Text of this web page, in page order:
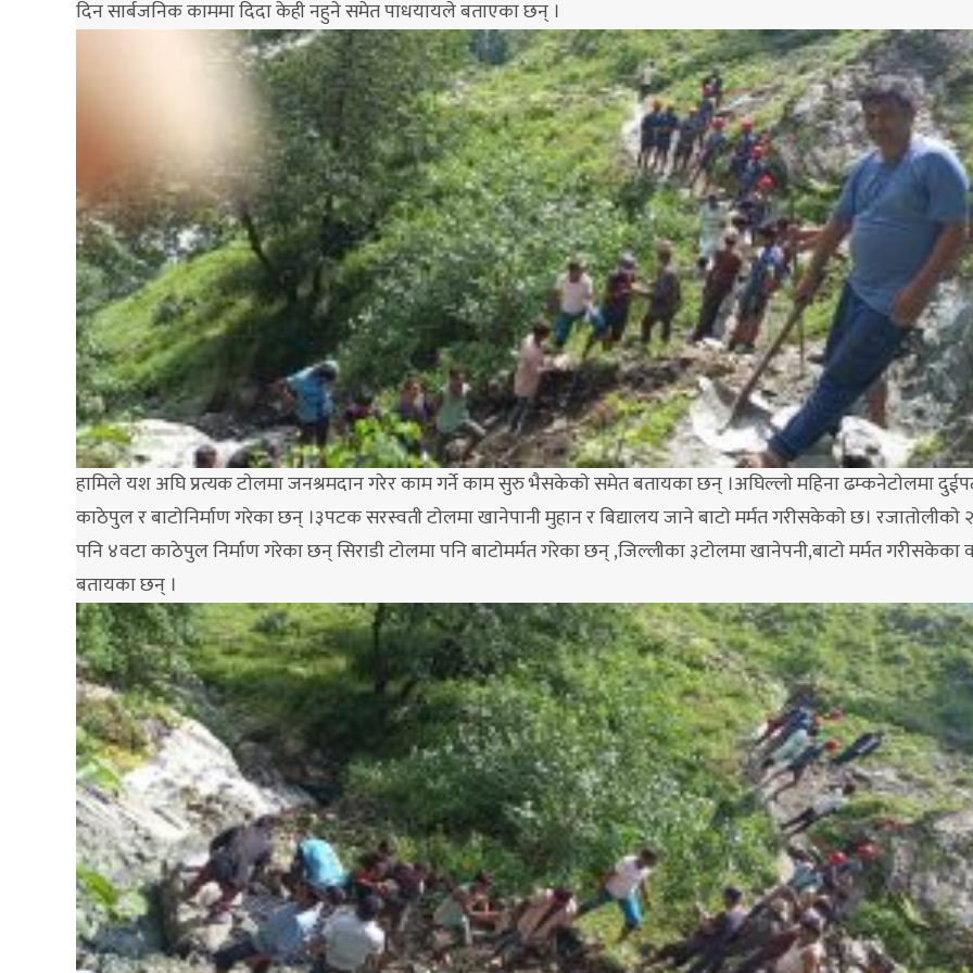
दिन सार्बजनिक काममा दिदा केही नहुने समेत पाधयायले बताएका छन् ।
हामिले यश अघि प्रत्यक टाेलमा जनश्रमदान गरेर काम गर्ने काम सुरु भैसकेकाे समेत बतायका छन् ।अघिल्लाे महिना ढम्कनेटाेलमा
काठेपुल र बाटाेनिर्माण गरेका छन् ।३पटक सरस्वती टाेलमा खानेपानी मुहान र बिद्यालय जाने बाटाे मर्मत गरीसकेकाे छ। रजाताेलीकाे
पनि ४वटा काठेपुल निर्माण गरेका छन् सिराडी टाेलमा पनि बाटाेमर्मत गरेका छन् ,जिल्लीका ३टाेलमा खानेपनी,बाटाे मर्मत
बतायका छन् ।